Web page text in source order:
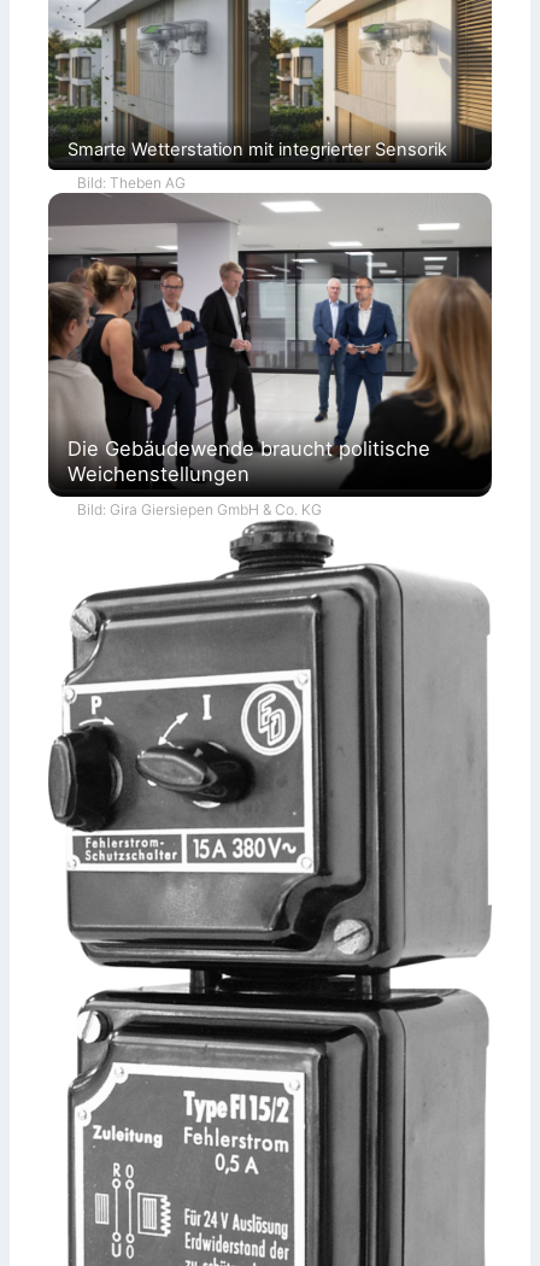
Smarte Wetterstation mit integrierter Sensorik
Bild: Theben AG
Die Gebäudewende braucht politische
Weichenstellungen
Bild: Gira Giersiepen GmbH & Co. KG